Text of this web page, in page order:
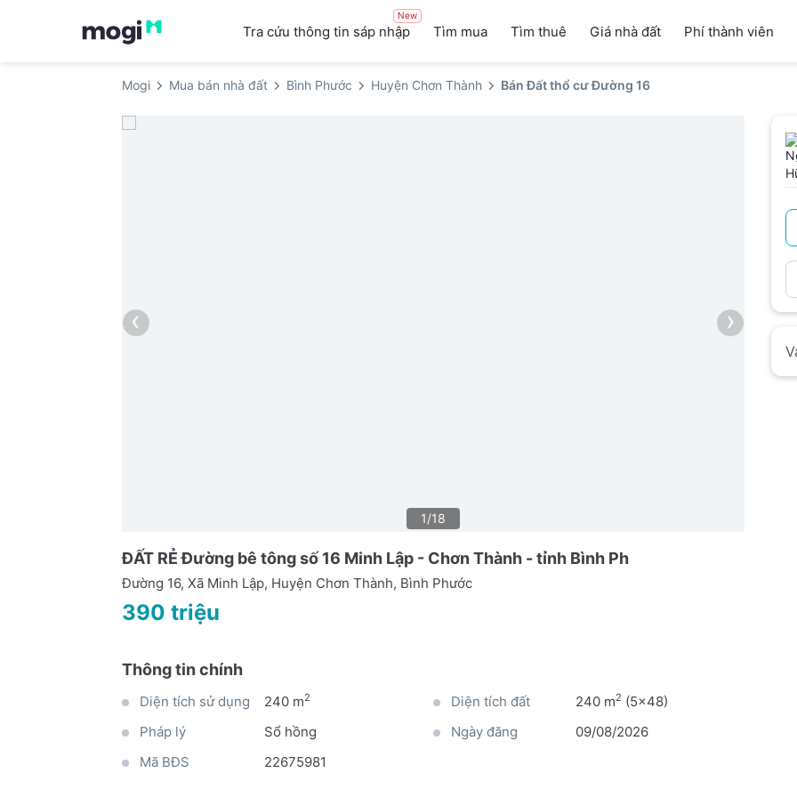
Tra cứu thông tin sáp nhập
New
Tìm mua Tìm thuê Giá nhà đất Phí thành viên
Mogi Mua bán nhà đất Bình Phước Huyện Chơn Thành Bán Đất thổ cư Đường 16
‹ ›
1/18
ĐẤT RẺ Đường bê tông số 16 Minh Lập - Chơn Thành - tỉnh Bình Ph
Đường 16, Xã Minh Lập, Huyện Chơn Thành, Bình Phước
390 triệu
Thông tin chính
Diện tích sử dụng 240 m2 Diện tích đất 240 m2 (5x48)
Pháp lý
Sổ hồng Ngày đăng
09/08/2026
Mã BĐS
22675981